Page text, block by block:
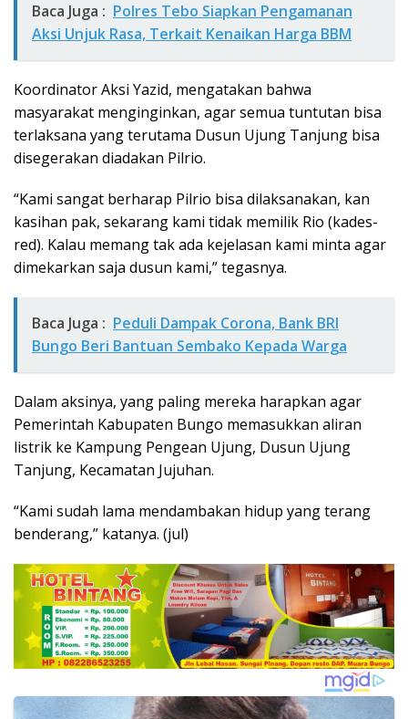
Baca Juga : Polres Tebo Siapkan Pengamanan
Aksi Unjuk Rasa, Terkait Kenaikan Harga BBM
Koordinator Aksi Yazid, mengatakan bahwa
masyarakat menginginkan, agar semua tuntutan bisa
terlaksana yang terutama Dusun Ujung Tanjung bisa
disegerakan diadakan Pilrio.
“Kami sangat berharap Pilrio bisa dilaksanakan, kan
kasihan pak, sekarang kami tidak memilik Rio (kades-
red). Kalau memang tak ada kejelasan kami minta agar
dimekarkan saja dusun kami,” tegasnya.
Baca Juga : Peduli Dampak Corona, Bank BRI
Bungo Beri Bantuan Sembako Kepada Warga
Dalam aksinya, yang paling mereka harapkan agar
Pemerintah Kabupaten Bungo memasukkan aliran
listrik ke Kampung Pengean Ujung, Dusun Ujung
Tanjung, Kecamatan Jujuhan.
“Kami sudah lama mendambakan hidup yang terang
benderang,” katanya. (jul)